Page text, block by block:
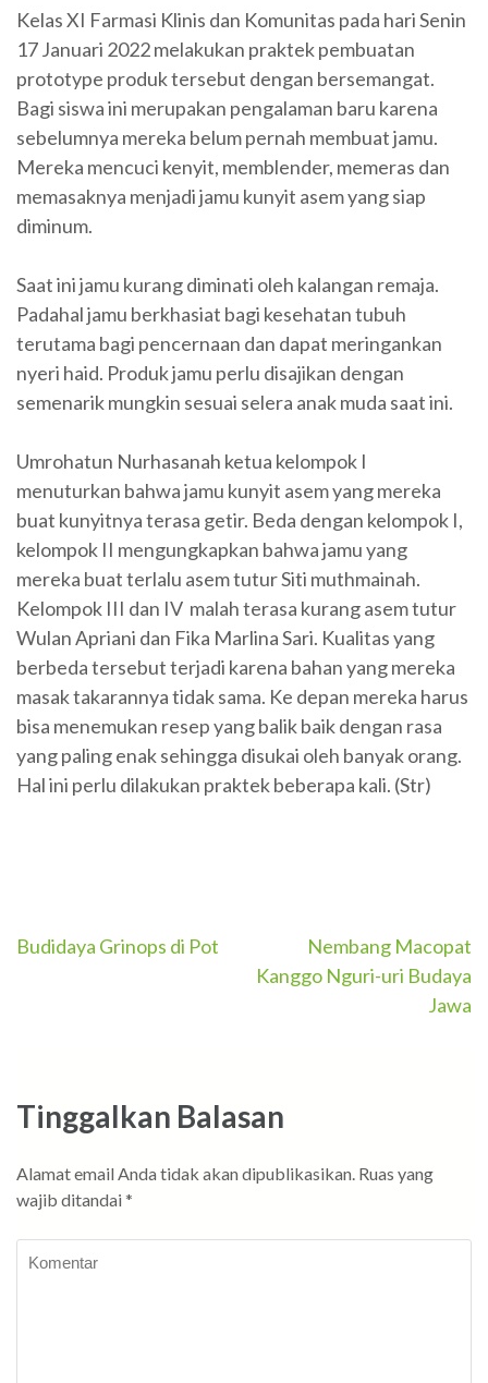
Kelas XI Farmasi Klinis dan Komunitas pada hari Senin
17 Januari 2022 melakukan praktek pembuatan
prototype produk tersebut dengan bersemangat.
Bagi siswa ini merupakan pengalaman baru karena
sebelumnya mereka belum pernah membuat jamu.
Mereka mencuci kenyit, memblender, memeras dan
memasaknya menjadi jamu kunyit asem yang siap
diminum.
Saat ini jamu kurang diminati oleh kalangan remaja.
Padahal jamu berkhasiat bagi kesehatan tubuh
terutama bagi pencernaan dan dapat meringankan
nyeri haid. Produk jamu perlu disajikan dengan
semenarik mungkin sesuai selera anak muda saat ini.
Umrohatun Nurhasanah ketua kelompok I
menuturkan bahwa jamu kunyit asem yang mereka
buat kunyitnya terasa getir. Beda dengan kelompok I,
kelompok II mengungkapkan bahwa jamu yang
mereka buat terlalu asem tutur Siti muthmainah.
Kelompok III dan IV malah terasa kurang asem tutur
Wulan Apriani dan Fika Marlina Sari. Kualitas yang
berbeda tersebut terjadi karena bahan yang mereka
masak takarannya tidak sama. Ke depan mereka harus
bisa menemukan resep yang balik baik dengan rasa
yang paling enak sehingga disukai oleh banyak orang.
Hal ini perlu dilakukan praktek beberapa kali. (Str)
Navigasi
Budidaya Grinops di Pot
Nembang Macopat
Kanggo Nguri-uri Budaya
Jawa
Tinggalkan Balasan
Alamat email Anda tidak akan dipublikasikan. Ruas yang
wajib ditandai *